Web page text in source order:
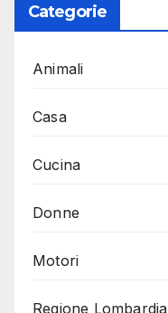
Categorie
Animali
Casa
Cucina
Donne
Motori
Regione Lombardia